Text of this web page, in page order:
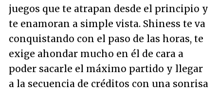
juegos que te atrapan desde el principio y
te enamoran a simple vista. Shiness te va
conquistando con el paso de las horas, te
exige ahondar mucho en él de cara a
poder sacarle el máximo partido y llegar
a la secuencia de créditos con una sonrisa